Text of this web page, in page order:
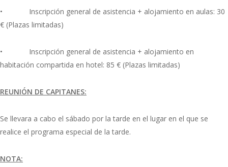
• Inscripción general de asistencia + alojamiento en aulas: 30
€ (Plazas limitadas)
• Inscripción general de asistencia + alojamiento en
habitación compartida en hotel: 85 € (Plazas limitadas)
REUNIÓN DE CAPITANES:
Se llevara a cabo el sábado por la tarde en el lugar en el que se
realice el programa especial de la tarde.
NOTA: